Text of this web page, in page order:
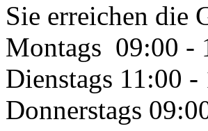
Sie erreichen die
Montags 09:00 -
Dienstags 11:00
Donnerstags